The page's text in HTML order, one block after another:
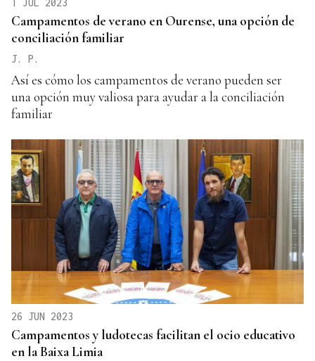
1 JUL 2023
Campamentos de verano en Ourense, una opción de
conciliación familiar
J. P.
Así es cómo los campamentos de verano pueden ser
una opción muy valiosa para ayudar a la conciliación
familiar
26 JUN 2023
Campamentos y ludotecas facilitan el ocio educativo
en la Baixa Limia